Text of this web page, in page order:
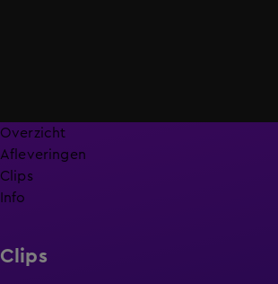
Overzicht
Afleveringen
Clips
Info
Clips